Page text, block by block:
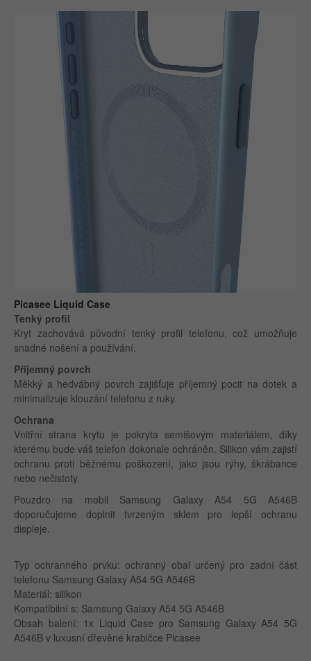
Picasee Liquid Case
Tenký profil
Kryt zachovává původní tenký profil telefonu, což umožňuje
snadné nošení a používání.
Příjemný povrch
Měkký a hedvábný povrch zajišťuje příjemný pocit na dotek a
minimalizuje klouzání telefonu z ruky.
Ochrana
Vnitřní strana krytu je pokryta semišovým materiálem, díky
kterému bude váš telefon dokonale ochráněn. Silikon vám zajistí
ochranu proti běžnému poškození, jako jsou rýhy, škrábance
nebo nečistoty.
Pouzdro na mobil Samsung Galaxy A54 5G A546B
doporučujeme doplnit tvrzeným sklem pro lepší ochranu
displeje.
Typ ochranného prvku: ochranný obal určený pro zadní část
telefonu Samsung Galaxy A54 5G A546B
Materiál: silikon
Kompatibilní s: Samsung Galaxy A54 5G A546B
Obsah balení: 1x Liquid Case pro Samsung Galaxy A54 5G
A546B v luxusní dřevěné krabičce Picasee